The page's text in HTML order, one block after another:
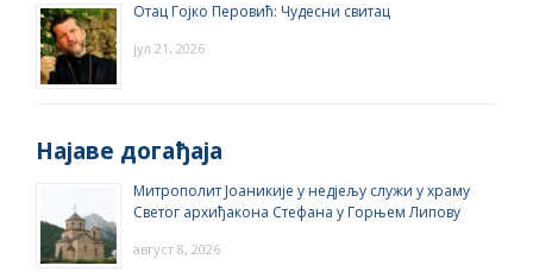
Отац Гојко Перовић: Чудесни свитац
јул 21, 2026
Најаве догађаја
Митрополит Јоаникије у недјељу служи у храму
Светог архиђакона Стефана у Горњем Липову
август 8, 2026